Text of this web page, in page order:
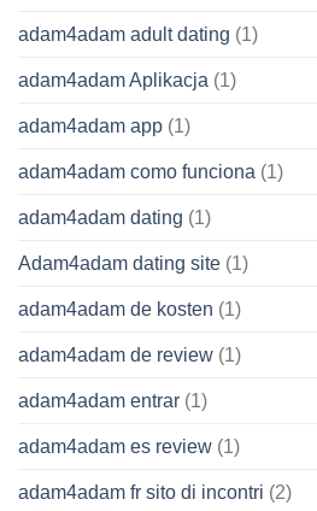
adam4adam adult dating (1)
adam4adam Aplikacja (1)
adam4adam app (1)
adam4adam como funciona (1)
adam4adam dating (1)
Adam4adam dating site (1)
adam4adam de kosten (1)
adam4adam de review (1)
adam4adam entrar (1)
adam4adam es review (1)
adam4adam fr sito di incontri (2)